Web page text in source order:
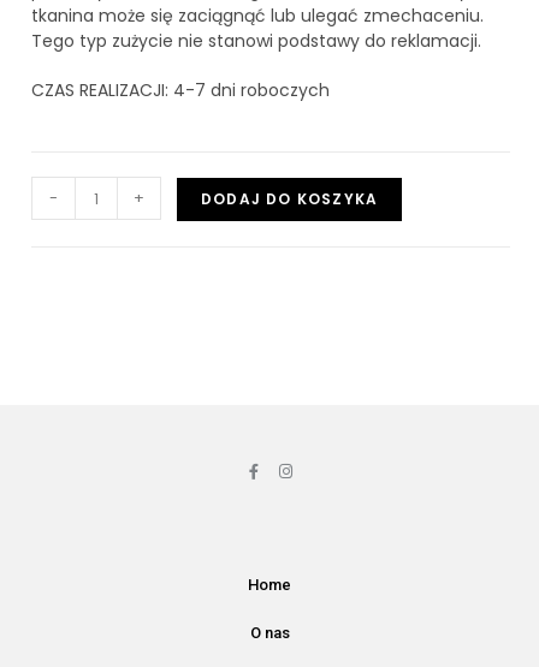
tkanina może się zaciągnąć lub ulegać zmechaceniu.
Tego typ zużycie nie stanowi podstawy do reklamacji.
CZAS REALIZACJI: 4-7 dni roboczych
- + DODAJ DO KOSZYKA
Home
O nas
© 2020 All rights Reserved. Design by